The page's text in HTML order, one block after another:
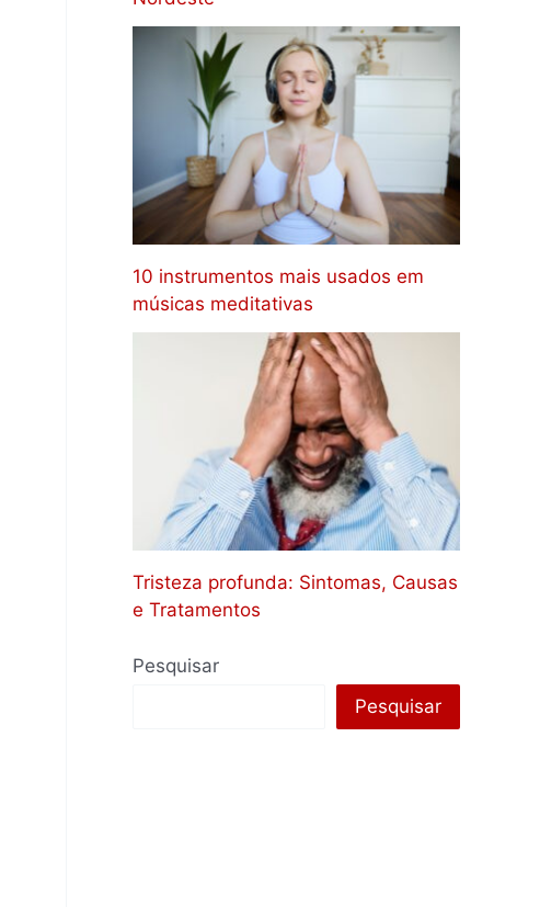
10 instrumentos mais usados em
músicas meditativas
Tristeza profunda: Sintomas, Causas
e Tratamentos
Pesquisar
Pesquisar